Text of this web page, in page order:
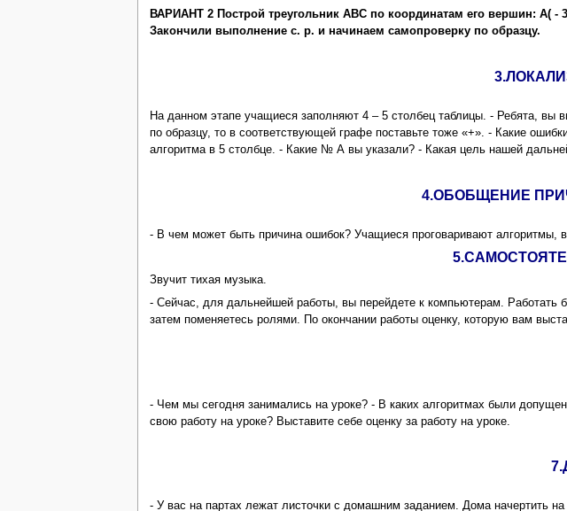
ВАРИАНТ 2 Построй треугольник АВС по координатам его вершин: А( -
Закончили выполнение с. р. и начинаем самопроверку по образцу.
На данном этапе учащиеся заполняют 4 – 5 столбец таблицы. - Ребята, вы
по образцу, то в соответствующей графе поставьте тоже «+». - Какие
алгоритма в 5 столбце. - Какие № А вы указали? - Какая цель нашей
4.ОБОБЩЕНИЕ
- В чем может быть причина ошибок? Учащиеся проговаривают алгоритмы,
Звучит тихая музыка.
- Сейчас, для дальнейшей работы, вы перейдете к компьютерам. Работать
затем поменяетесь ролями. По окончании работы оценку, которую вам
- Чем мы сегодня занимались на уроке? - В каких алгоритмах были
свою работу на уроке? Выставите себе оценку за работу на уроке.
- У вас на партах лежат листочки с домашним заданием. Дома начертить